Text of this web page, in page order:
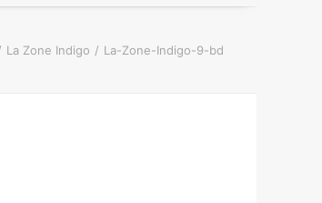
La Zone Indigo La-Zone-Indigo-9-bd